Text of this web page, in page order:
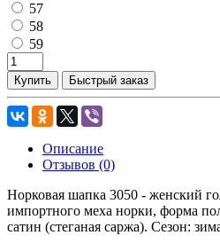
57
58
59
Купить Быстрый заказ
Описание
Отзывов (0)
Норковая шапка 3050 - женский
импортного меха норки, форма
сатин (стеганая саржа). Сезон: